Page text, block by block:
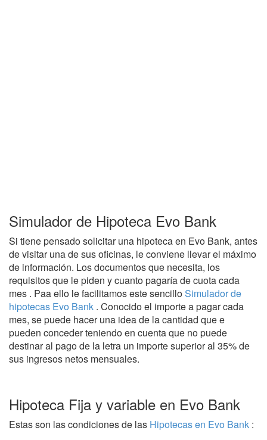
Simulador de Hipoteca Evo Bank
Si tiene pensado solicitar una hipoteca en Evo Bank, antes
de visitar una de sus oficinas, le conviene llevar el máximo
de información. Los documentos que necesita, los
requisitos que le piden y cuanto pagaría de cuota cada
mes . Paa ello le facilitamos este sencilloSimulador de
hipotecas Evo Bank . Conocido el importe a pagar cada
mes, se puede hacer una idea de la cantidad que e
pueden conceder teniendo en cuenta que no puede
destinar al pago de la letra un importe superior al 35% de
sus ingresos netos mensuales.
Hipoteca Fija y variable en Evo Bank
Estas son las condiciones de las Hipotecas en Evo Bank :